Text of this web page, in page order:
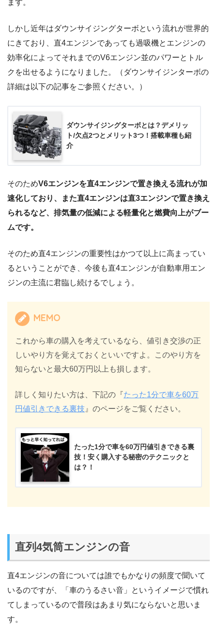
ます。
しかし近年はダウンサイジングターボという流れが世界的
にきており、直4エンジンであっても過吸機とエンジンの
効率化によってそれまでのV6エンジン並のパワーとトル
クを出せるようになりました。（ダウンサイジンターボの
詳細は以下の記事をご参照ください。）
ダウンサイジングターボとは？デメリッ
ト/欠点2つとメリット3つ！搭載車種も紹
介
そのためV6エンジンを直4エンジンで置き換える流れが加
速化しており、また直4エンジンは直3エンジンで置き換え
られるなど、排気量の低減による軽量化と燃費向上がブー
ムです。
そのため直4エンジンの重要性はかつて以上に高まってい
るということができ、今後も直4エンジンが自動車用エン
ジンの主流に君臨し続けるでしょう。
MEMO
これから車の購入を考えているなら、値引き交渉の正
しいやり方を覚えておくといいですよ。このやり方を
知らないと最大60万円以上も損します。
詳しく知りたい方は、下記の『たった1分で車を60万
円値引きできる裏技 』のページをご覧ください。
たった1分で車を60万円値引きできる裏
技！安く購入する秘密のテクニックと
は？！
直列4気筒エンジンの音
直4エンジンの音については誰でもかなりの頻度で聞いて
いるのですが、「車のうるさい音」というイメージで慣れ
てしまっているので普段はあまり気にならないと思いま
す。